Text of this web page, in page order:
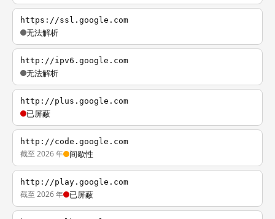
https://ssl.google.com
无法解析
http://ipv6.google.com
无法解析
http://plus.google.com
已屏蔽
http://code.google.com
截至 2026 年 间歇性
http://play.google.com
截至 2026 年 已屏蔽